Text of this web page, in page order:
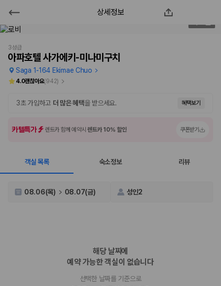
아파호텔 사가에키-미나미구치
2000만 이용고객이 선택한 제주 렌트카 가격비교 플랫폼
제주렌트카 가격비교는 카모아에서 한 번에
제주도 렌트카는 업체마다 차량 가격, 보험 조건, 면책금, 보상 한도, 인수
장소, 취소 규정이 다릅니다. 카모아는 여러 제주 렌트카 업체의 조건을 한
경차, 소형, 준중형, 중형, SUV, 승합차 등 여행
인원에 맞는 차종별 가격을 비교합니다.
상세정보
3성급
아파호텔 사가에키-미나미구치
Saga 1-164 Ekimae Chuo
4.0괜찮아요(942)
3초 가입하고 더 많은 혜택을 받으세요. 혜택보기
카텔특가 렌트카 함께 예약시렌트카 10% 할인 쿠폰받기
객실 목록 숙소정보 리뷰
08.06(목) 08.07(금) 성인2
해당 날짜에
예약 가능한 객실이 없습니다
선택한 날짜를 기준으로